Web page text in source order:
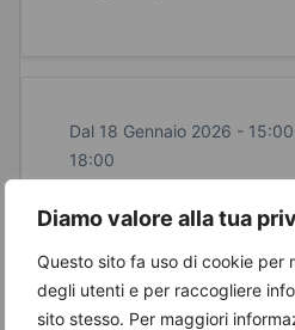
Diamo valore alla tua
Questo sito fa uso di cookie per
degli utenti e per raccogliere
sito stesso. Per maggiori
Dal 18 Gennaio 2026 -
18:00
Tutte le domeniche tre ore
divertimento per tutti gli
Luogo:Palagreen, Via